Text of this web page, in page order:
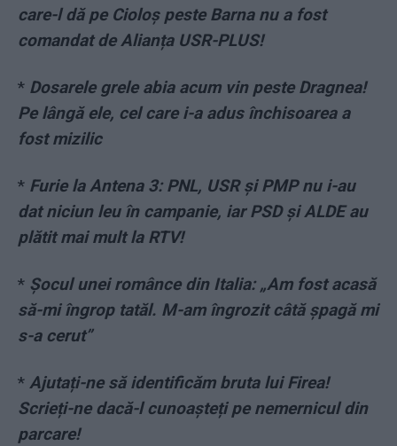
care-l dă pe Cioloș peste Barna nu a fost
comandat de Alianța USR-PLUS!
* Dosarele grele abia acum vin peste Dragnea!
Pe lângă ele, cel care i-a adus închisoarea a
fost mizilic
* Furie la Antena 3: PNL, USR și PMP nu i-au
dat niciun leu în campanie, iar PSD și ALDE au
plătit mai mult la RTV!
* Șocul unei românce din Italia: „Am fost acasă
să-mi îngrop tatăl. M-am îngrozit câtă șpagă mi
s-a cerut”
* Ajutați-ne să identificăm bruta lui Firea!
Scrieți-ne dacă-l cunoașteți pe nemernicul din
parcare!